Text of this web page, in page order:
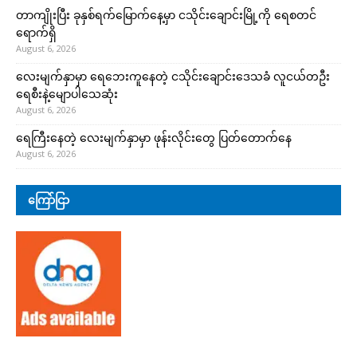
တာကျိုးပြီး ခုနှစ်ရက်မြောက်နေ့မှာ ငသိုင်းချောင်းမြို့ကို ရေစတင်
ရောက်ရှိ
August 6, 2026
လေးမျက်နှာမှာ ရေဘေးကူနေတဲ့ ငသိုင်းချောင်းဒေသခံ လူငယ်တဦး
ရေစီးနဲ့မျောပါသေဆုံး
August 6, 2026
ရေကြီးနေတဲ့ လေးမျက်နှာမှာ ဖုန်းလိုင်းတွေ ပြတ်တောက်နေ
August 6, 2026
ကြော်ငြာ